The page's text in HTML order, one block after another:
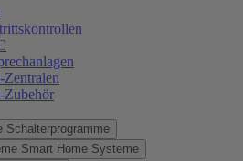
Zubehör
Schalterprogramme
Smart Home Systeme